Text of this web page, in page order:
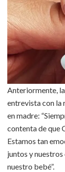
Anteriormente,
entrevista con la
en madre:
contenta de que
Estamos tan
juntos y
nuestro bebé”.